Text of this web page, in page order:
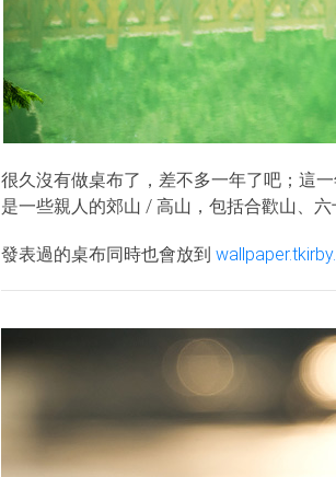
很久沒有做桌布了，差不多一年了吧；這
是一些親人的郊山 / 高山，包括合歡山、
發表過的桌布同時也會放到